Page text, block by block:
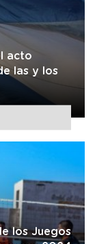
acto
las y los
los Juegos